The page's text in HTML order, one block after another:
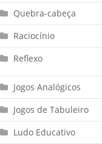
Quebra-cabeça
Raciocínio
Reflexo
Jogos Analógicos
Jogos de Tabuleiro
Ludo Educativo